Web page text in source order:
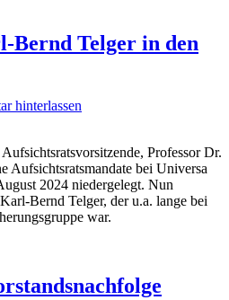
Bernd Telger in den
hinterlassen
Professor Dr.
Aufsichtsratsmandate bei Universa
2024 niedergelegt. Nun
Bernd Telger, der u.a. lange bei
war.